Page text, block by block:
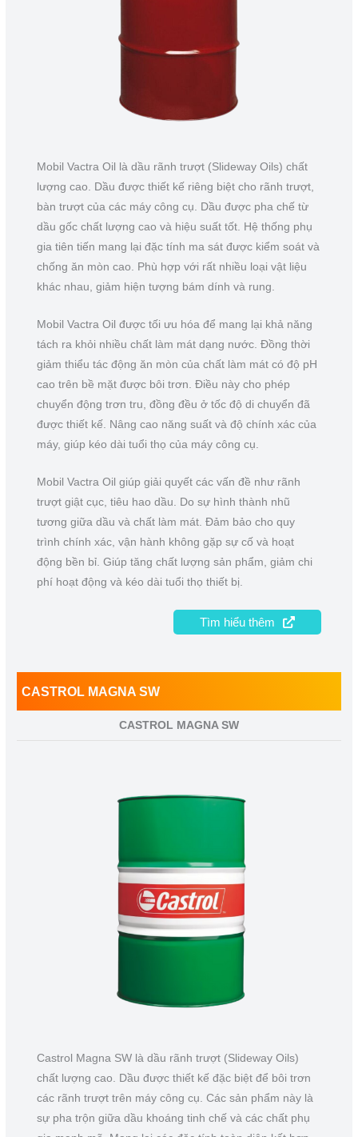
Mobil Vactra Oil là dầu rãnh trượt (Slideway Oils) chất
lượng cao. Dầu được thiết kế riêng biệt cho rãnh trượt,
bàn trượt của các máy công cụ. Dầu được pha chế từ
dầu gốc chất lượng cao và hiệu suất tốt. Hệ thống phụ
gia tiên tiến mang lại đặc tính ma sát được kiểm soát và
chống ăn mòn cao. Phù hợp với rất nhiều loại vật liệu
khác nhau, giảm hiện tượng bám dính và rung.
Mobil Vactra Oil được tối ưu hóa để mang lại khả năng
tách ra khỏi nhiều chất làm mát dạng nước. Đồng thời
giảm thiểu tác động ăn mòn của chất làm mát có độ pH
cao trên bề mặt được bôi trơn. Điều này cho phép
chuyển động trơn tru, đồng đều ở tốc độ di chuyển đã
được thiết kế. Nâng cao năng suất và độ chính xác của
máy, giúp kéo dài tuổi thọ của máy công cụ.
Mobil Vactra Oil giúp giải quyết các vấn đề như rãnh
trượt giật cục, tiêu hao dầu. Do sự hình thành nhũ
tương giữa dầu và chất làm mát. Đảm bảo cho quy
trình chính xác, vận hành không gặp sự cố và hoạt
động bền bỉ. Giúp tăng chất lượng sản phẩm, giảm chi
phí hoạt động và kéo dài tuổi thọ thiết bị.
Tìm hiểu thêm
CASTROL MAGNA SW
CASTROL MAGNA SW
Castrol Magna SW là dầu rãnh trượt (Slideway Oils)
chất lượng cao. Dầu được thiết kế đặc biệt để bôi trơn
các rãnh trượt trên máy công cụ. Các sản phẩm này là
sự pha trộn giữa dầu khoáng tinh chế và các chất phụ